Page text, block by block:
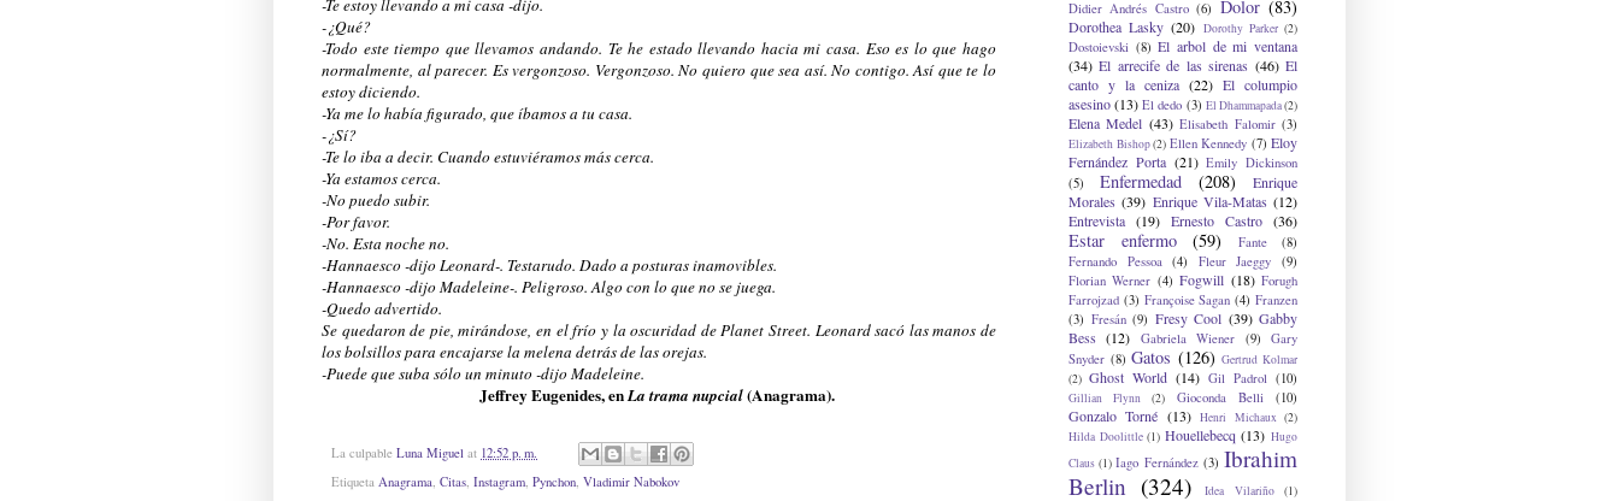
-Te estoy llevando a mi casa -dijo.
-¿Qué?
-Todo este tiempo que llevamos andando. Te he estado llevando hacia mi casa. Eso es lo que hago
normalmente, al parecer. Es vergonzoso. Vergonzoso. No quiero que sea así. No contigo. Así que te lo
estoy diciendo.
-Ya me lo había figurado, que íbamos a tu casa.
-¿Sí?
-Te lo iba a decir. Cuando estuviéramos más cerca.
-Ya estamos cerca.
-No puedo subir.
-Por favor.
-No. Esta noche no.
-Hannaesco -dijo Leonard-. Testarudo. Dado a posturas inamovibles.
-Hannaesco -dijo Madeleine-. Peligroso. Algo con lo que no se juega.
-Quedo advertido.
Se quedaron de pie, mirándose, en el frío y la oscuridad de Planet Street. Leonard sacó las manos de
los bolsillos para encajarse la melena detrás de las orejas.
-Puede que suba sólo un minuto -dijo Madeleine.
Jeffrey Eugenides, enLa trama nupcial(Anagrama).
La culpable Luna Miguel at 12:52 p. m.
Etiqueta Anagrama, Citas, Instagram, Pynchon, Vladimir Nabokov
Didier Andrés Castro (6) Dolor (83)
Dorothea Lasky (20) Dorothy Parker (2)
Dostoievski (8) El arbol de mi ventana
(34) El arrecife de las sirenas (46) El
canto y la ceniza (22) El columpio
asesino(13) El dedo (3) El Dhammapada(2)
Elena Medel (43) Elisabeth Falomir (3)
Elizabeth Bishop(2) Ellen Kennedy (7) Eloy
Fernández Porta (21) Emily Dickinson
(5)
Enfermedad (208)
Enrique
Morales (39) Enrique Vila-Matas (12)
Entrevista (19) Ernesto Castro (36)
Estar enfermo (59) Fante
(8)
Fernando Pessoa
(4) Fleur Jaeggy
(9)
Florian Werner (4) Fogwill (18) Forugh
Farrojzad (3) Françoise Sagan (4) Franzen
(3) Fresán (9) Fresy Cool (39) Gabby
Bess (12) Gabriela Wiener (9)
Gary
Snyder (8) Gatos (126) Gertrud Kolmar
(2) Ghost World (14) Gil Padrol (10)
Gillian Flynn (2) Gioconda Belli (10)
Gonzalo Torné (13) Henri Michaux (2)
Hilda Doolittle (1) Houellebecq (13) Hugo
Claus (1) Iago Fernández (3) Ibrahim
Berlin (324) Idea Vilariño (1)